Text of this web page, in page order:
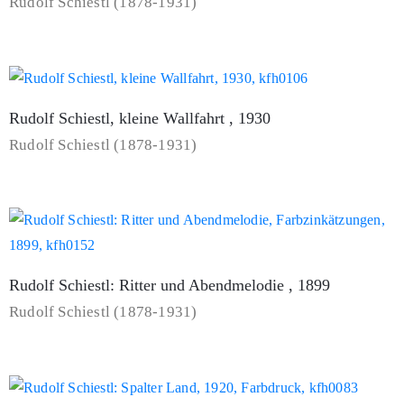
Rudolf Schiestl, kleine Wallfahrt , 1930
Rudolf Schiestl (1878-1931)
Rudolf Schiestl: Ritter und Abendmelodie , 1899
Rudolf Schiestl (1878-1931)